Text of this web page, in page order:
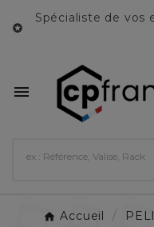

Spécialiste de vos

Accueil PELI